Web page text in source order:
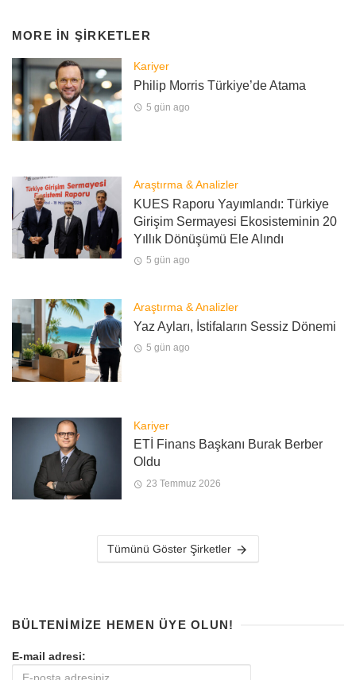
MORE IN ŞIRKETLER
Kariyer
Philip Morris Türkiye’de Atama
5 gün ago
Araştırma & Analizler
KUES Raporu Yayımlandı: Türkiye
Girişim Sermayesi Ekosisteminin 20
Yıllık Dönüşümü Ele Alındı
5 gün ago
Araştırma & Analizler
Yaz Ayları, İstifaların Sessiz Dönemi
5 gün ago
Kariyer
ETİ Finans Başkanı Burak Berber
Oldu
23 Temmuz 2026
Tümünü Göster Şirketler
BÜLTENIMIZE HEMEN ÜYE OLUN!
E-mail adresi: